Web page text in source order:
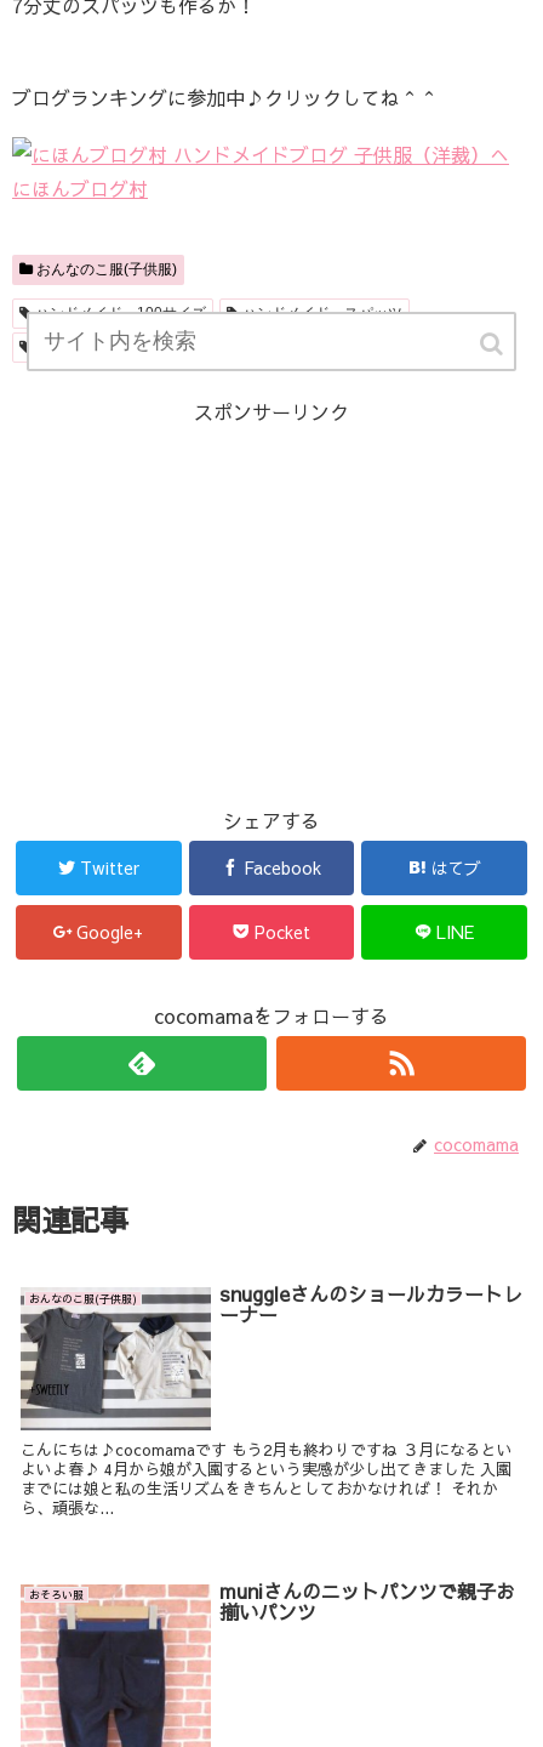
ブログランキングに参加中♪クリックしてね＾＾
にほんブログ村
おんなのこ服(子供服)
ハンドメイド 100サイズ
ハンドメイド スパッツ
ハンドメイド 女の子
スポンサーリンク
シェアする
Twitter Facebook はてブ
Google+ Pocket LINE
cocomamaをフォローする
cocomama
関連記事
おんなのこ服(子供服) snuggleさんのショールカラートレ
ーナー
こんにちは♪cocomamaです もう2月も終わりですね ３月になるとい
よいよ春♪ 4月から娘が入園するという実感が少し出てきました 入園
までには娘と私の生活リズムをきちんとしておかなければ！ それか
ら、頑張な...
おそろい服 muniさんのニットパンツで親子お
揃いパンツ